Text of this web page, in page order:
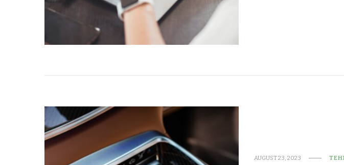
AUGUST 23, 2023